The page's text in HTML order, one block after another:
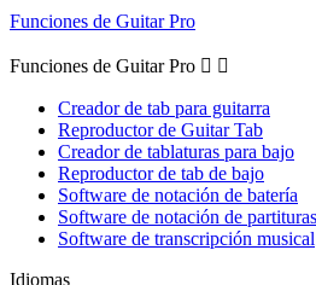
Funciones de Guitar Pro
Funciones de Guitar Pro  
Creador de tab para guitarra
Reproductor de Guitar Tab
Creador de tablaturas para bajo
Reproductor de tab de bajo
Software de notación de batería
Software de notación de
Software de transcripción musical
Idiomas